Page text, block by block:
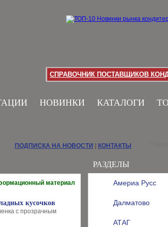
СПРАВОЧНИК ПОСТАВЩИКОВ
НОВИНКИ КАТАЛОГИ
РАЗДЕЛЫ
Америа Русс
Далматово
АТАГ
ПОДПИСКА НА НОВОСТИ КОНТАКТЫ
материал
кусочков
с прозрачным